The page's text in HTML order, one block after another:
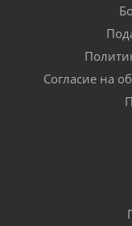
Согласие на